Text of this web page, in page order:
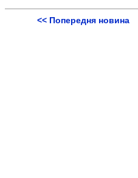
<< Попередня новина